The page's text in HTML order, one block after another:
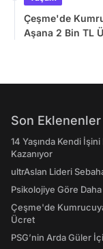
Çeşme'de
Aşana 2 Bin TL
Son Eklenenler
14 Yaşında Kendi
Kazanıyor
ultrAslan Lideri
Psikolojiye Göre
Çeşme'de
Ücret
PSG’nin Arda Güler